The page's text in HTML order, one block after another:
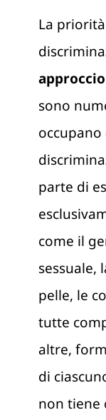
Formazione
Informazione
Chi siamo
La
sono
parte di
come il
sessuale,
pelle, le
tutte
altre,
di
non tiene